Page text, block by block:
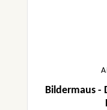
Bildermaus -